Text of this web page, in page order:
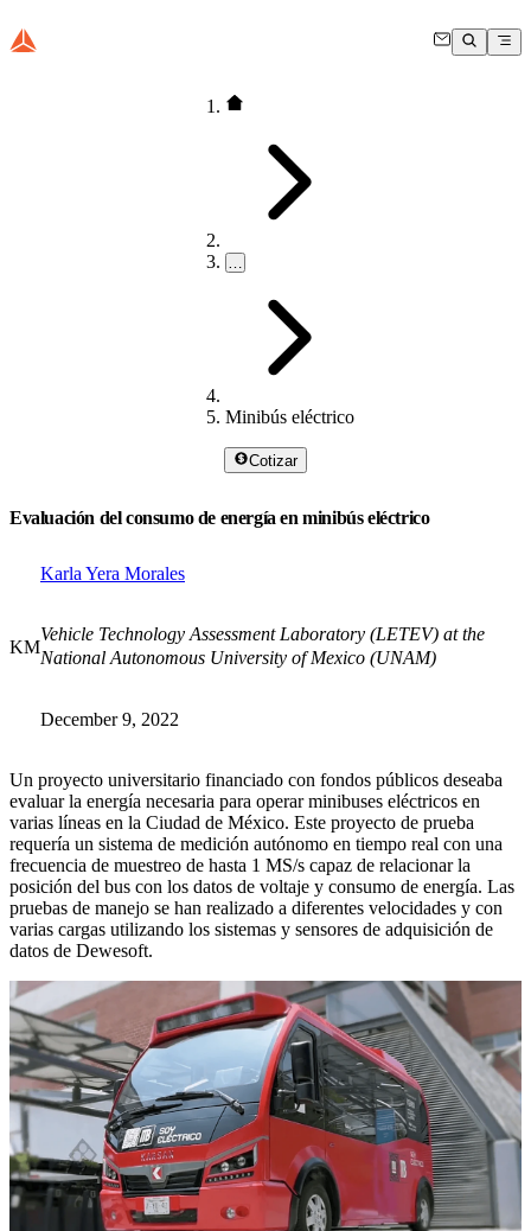
…
Minibús eléctrico
Cotizar
Evaluación del consumo de energía en minibús eléctrico
KM
Karla Yera Morales
Vehicle Technology Assessment Laboratory (LETEV) at the
National Autonomous University of Mexico (UNAM)
December 9, 2022
Un proyecto universitario financiado con fondos públicos deseaba
evaluar la energía necesaria para operar minibuses eléctricos en
varias líneas en la Ciudad de México. Este proyecto de prueba
requería un sistema de medición autónomo en tiempo real con una
frecuencia de muestreo de hasta 1 MS/s capaz de relacionar la
posición del bus con los datos de voltaje y consumo de energía. Las
pruebas de manejo se han realizado a diferentes velocidades y con
varias cargas utilizando los sistemas y sensores de adquisición de
datos de Dewesoft.